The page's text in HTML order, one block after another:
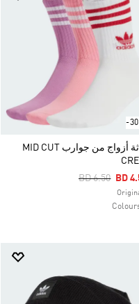
-
ثلاثة أزواج من جوارب MID CUT
Price
BD 6.50ToBD